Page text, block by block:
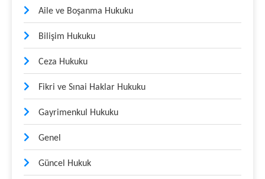
Aile ve Boşanma Hukuku
Bilişim Hukuku
Ceza Hukuku
Fikri ve Sınai Haklar Hukuku
Gayrimenkul Hukuku
Genel
Güncel Hukuk